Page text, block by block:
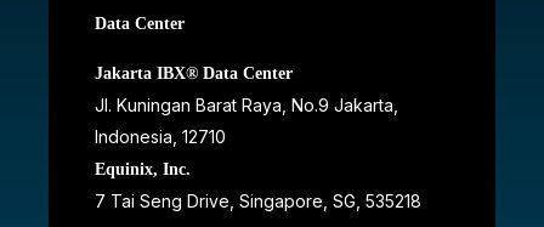
Data Center
Jakarta IBX® Data Center
JI. Kuningan Barat Raya, No.9 Jakarta,
Indonesia, 12710
Equinix, Inc.
7 Tai Seng Drive, Singapore, SG, 535218